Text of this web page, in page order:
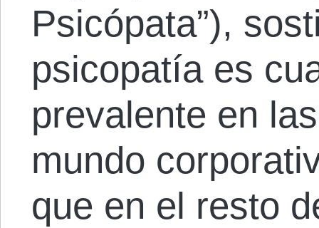
Psicópata”),
psicopatía es
prevalente en
mundo
que en el resto